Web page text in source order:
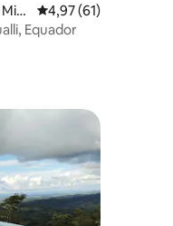
4,97 de uma
4,97 (61)
Equador